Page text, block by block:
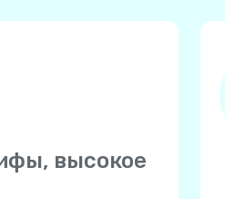
высокое